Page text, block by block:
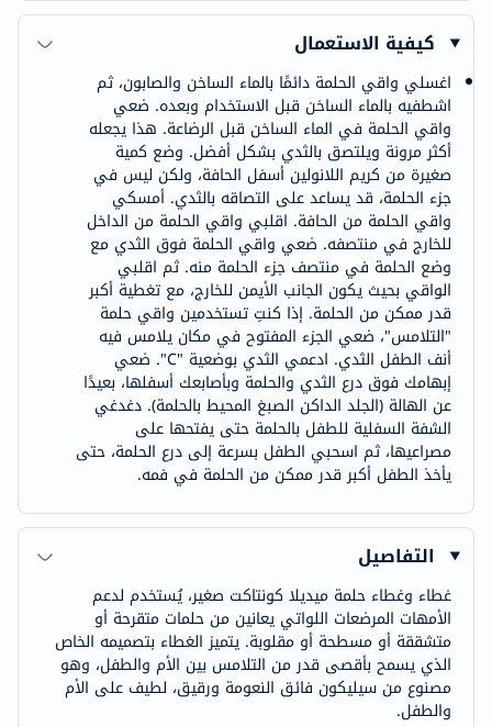
كيفية الاستعمال
اغسلي واقي الحلمة دائمًا بالماء الساخن والصابون، ثم
اشطفيه بالماء الساخن قبل الاستخدام وبعده. ضعي
واقي الحلمة في الماء الساخن قبل الرضاعة. هذا يجعله
أكثر مرونة ويلتصق بالثدي بشكل أفضل. وضع كمية
صغيرة من كريم اللانولين أسفل الحافة، ولكن ليس في
جزء الحلمة، قد يساعد على التصاقه بالثدي. أمسكي
واقي الحلمة من الحافة. اقلبي واقي الحلمة من الداخل
للخارج في منتصفه. ضعي واقي الحلمة فوق الثدي مع
وضع الحلمة في منتصف جزء الحلمة منه. ثم اقلبي
الواقي بحيث يكون الجانب الأيمن للخارج، مع تغطية أكبر
قدر ممكن من الحلمة. إذا كنتِ تستخدمين واقي حلمة
"التلامس"، ضعي الجزء المفتوح في مكان يلامس فيه
أنف الطفل الثدي. ادعمي الثدي بوضعية "C". ضعي
إبهامك فوق درع الثدي والحلمة وبأصابعك أسفلها، بعيدًا
عن الهالة (الجلد الداكن الصبغ المحيط بالحلمة). دغدغي
الشفة السفلية للطفل بالحلمة حتى يفتحها على
مصراعيها، ثم اسحبي الطفل بسرعة إلى درع الحلمة، حتى
يأخذ الطفل أكبر قدر ممكن من الحلمة في فمه.
التفاصيل
غطاء وغطاء حلمة ميديلا كونتاكت صغير، يُستخدم لدعم
الأمهات المرضعات اللواتي يعانين من حلمات متقرحة أو
متشققة أو مسطحة أو مقلوبة. يتميز الغطاء بتصميمه الخاص
الذي يسمح بأقصى قدر من التلامس بين الأم والطفل، وهو
مصنوع من سيليكون فائق النعومة ورقيق، لطيف على الأم
والطفل.